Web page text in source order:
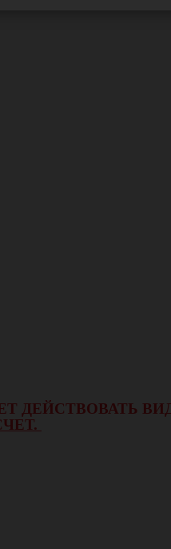
ДЕЙСТВОВАТЬ